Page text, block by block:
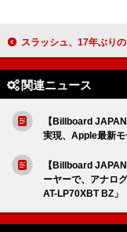
スラッシュ、17年ぶりのガンズ・アンド・ローゼズ新作アルバム
関連ニュース
【Billboard
実現、Apple最新
【Billboard
ーヤーで、アナロ
AT-LP70XBT BZ」